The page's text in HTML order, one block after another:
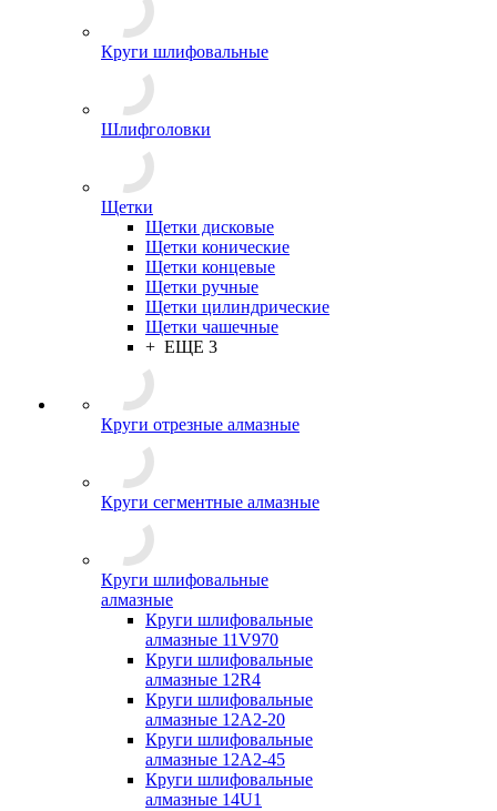
Круги шлифовальные
Шлифголовки
Щетки
Щетки дисковые
Щетки конические
Щетки концевые
Щетки ручные
Щетки цилиндрические
Щетки чашечные
+ ЕЩЕ 3
Круги отрезные алмазные
Круги сегментные алмазные
Круги шлифовальные
алмазные
Круги шлифовальные
алмазные 11V970
Круги шлифовальные
алмазные 12R4
Круги шлифовальные
алмазные 12А2-20
Круги шлифовальные
алмазные 12А2-45
Круги шлифовальные
алмазные 14U1